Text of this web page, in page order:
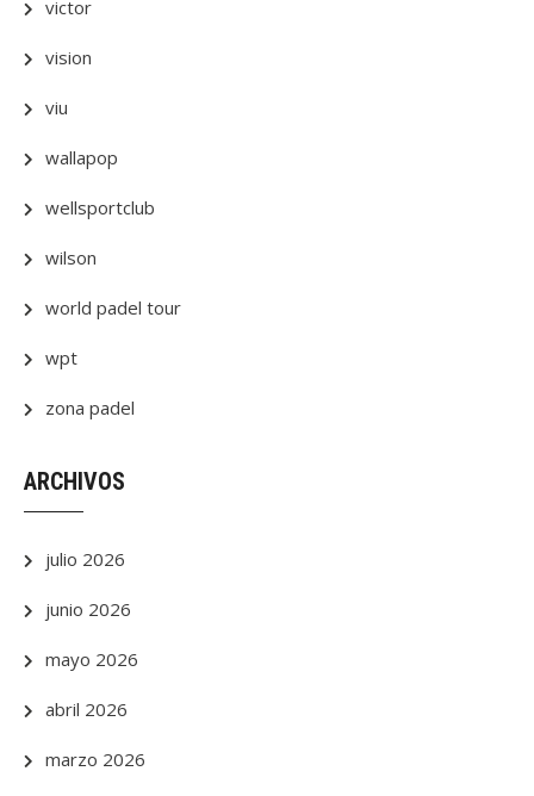
victor
vision
viu
wallapop
wellsportclub
wilson
world padel tour
wpt
zona padel
ARCHIVOS
julio 2026
junio 2026
mayo 2026
abril 2026
marzo 2026